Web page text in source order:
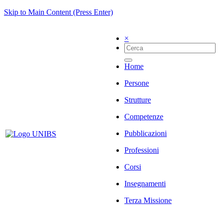
Skip to Main Content (Press Enter)
×
Home
Persone
Strutture
Competenze
Pubblicazioni
Professioni
Corsi
Insegnamenti
Terza Missione